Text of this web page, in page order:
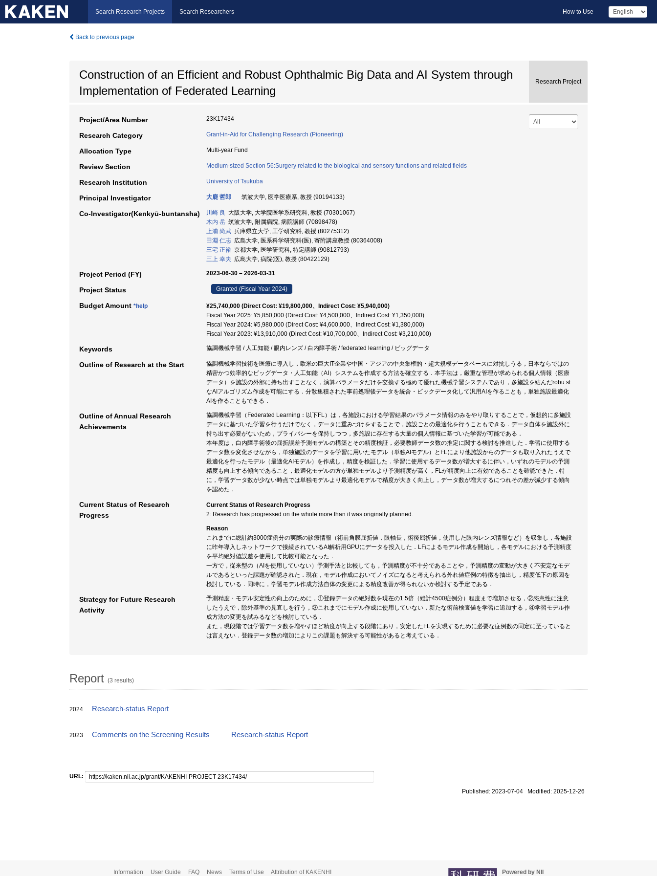
Search Research Projects Search Researchers How to Use
Back to previous page
Construction of an Efficient and Robust Ophthalmic Big Data and AI System through
Implementation of Federated Learning
Research Project
Project/Area Number 23K17434
Research Category Grant-in-Aid for Challenging Research (Pioneering)
Allocation Type Multi-year Fund
Review Section Medium-sized Section 56:Surgery related to the biological and sensory functions and related fields
Research Institution University of Tsukuba
Principal Investigator 大鹿 哲郎 筑波大学, 医学医療系, 教授 (90194133)
Co-Investigator(Kenkyū-buntansha) 川崎 良 大阪大学, 大学院医学系研究科, 教授 (70301067)
木内 岳 筑波大学, 附属病院, 病院講師 (70898478)
上浦 尚武 兵庫県立大学, 工学研究科, 教授 (80275312)
田淵 仁志 広島大学, 医系科学研究科(医), 寄附講座教授 (80364008)
三宅 正裕 京都大学, 医学研究科, 特定講師 (90812793)
三上 幸夫 広島大学, 病院(医), 教授 (80422129)
Project Period (FY) 2023-06-30 – 2026-03-31
Project Status Granted (Fiscal Year 2024)
Budget Amount *help
¥25,740,000 (Direct Cost: ¥19,800,000、Indirect Cost: ¥5,940,000)
Fiscal Year 2025: ¥5,850,000 (Direct Cost: ¥4,500,000、Indirect Cost: ¥1,350,000)
Fiscal Year 2024: ¥5,980,000 (Direct Cost: ¥4,600,000、Indirect Cost: ¥1,380,000)
Fiscal Year 2023: ¥13,910,000 (Direct Cost: ¥10,700,000、Indirect Cost: ¥3,210,000)
Keywords 協調機械学習 / 人工知能 / 眼内レンズ / 白内障手術 / federated learning / ビッグデータ
Outline of Research at the Start
協調機械学習技術を医療に導入し，欧米の巨大IT企業や中国・アジアの中央集権的・超大規模データベースに対抗しうる，日本ならではの
精密かつ効率的なビッグデータ・人工知能（AI）システムを作成する方法を確立する．本手法は，厳重な管理が求められる個人情報（医療
データ）を施設の外部に持ち出すことなく，演算パラメータだけを交換する極めて優れた機械学習システムであり，多施設を結んだrobu st
なAIアルゴリズム作成を可能にする．分散集積された事前処理後データを統合・ビックデータ化して汎用AIを作ることも，単独施設最適化
AIを作ることもできる．
Outline of Annual Research
Achievements
協調機械学習（Federated Learning：以下FL）は，各施設における学習結果のパラメータ情報のみをやり取りすることで，仮想的に多施設
データに基づいた学習を行うだけでなく，データに重みづけをすることで，施設ごとの最適化を行うこともできる．データ自体を施設外に
持ち出す必要がないため，プライバシーを保持しつつ，多施設に存在する大量の個人情報に基づいた学習が可能である．
本年度は，白内障手術後の屈折誤差予測モデルの構築とその精度検証，必要教師データ数の推定に関する検討を推進した．学習に使用する
データ数を変化させながら，単独施設のデータを学習に用いたモデル（単独AIモデル）とFLにより他施設からのデータも取り入れたうえで
最適化を行ったモデル（最適化AIモデル）を作成し，精度を検証した．学習に使用するデータ数が増大するに伴い，いずれのモデルの予測
精度も向上する傾向であること，最適化モデルの方が単独モデルより予測精度が高く，FLが精度向上に有効であることを確認できた．特
に，学習データ数が少ない時点では単独モデルより最適化モデルで精度が大きく向上し，データ数が増大するにつれその差が減少する傾向
を認めた．
Current Status of Research
Progress
Current Status of Research Progress
2: Research has progressed on the whole more than it was originally planned.
Reason
これまでに総計約3000症例分の実際の診療情報（術前角膜屈折値，眼軸長，術後屈折値，使用した眼内レンズ情報など）を収集し，各施設
に昨年導入しネットワークで接続されているAI解析用GPUにデータを投入した．LFによるモデル作成を開始し，各モデルにおける予測精度
を平均絶対値誤差を使用して比較可能となった．
一方で，従来型の（AIを使用していない）予測手法と比較しても，予測精度が不十分であることや，予測精度の変動が大きく不安定なモデ
ルであるといった課題が確認された．現在，モデル作成においてノイズになると考えられる外れ値症例の特徴を抽出し，精度低下の原因を
検討している．同時に，学習モデル作成方法自体の変更による精度改善が得られないか検討する予定である．
Strategy for Future Research
Activity
予測精度・モデル安定性の向上のために，①登録データの絶対数を現在の1.5倍（総計4500症例分）程度まで増加させる，②恣意性に注意
したうえで，除外基準の見直しを行う，③これまでにモデル作成に使用していない，新たな術前検査値を学習に追加する，④学習モデル作
成方法の変更を試みるなどを検討している．
また，現段階では学習データ数を増やすほど精度が向上する段階にあり，安定したFLを実現するために必要な症例数の同定に至っていると
は言えない．登録データ数の増加によりこの課題も解決する可能性があると考えている．
Report (3 results)
2024 Research-status Report
2023 Comments on the Screening Results Research-status Report
URL:
Published: 2023-07-04 Modified: 2025-12-26
Information User Guide FAQ News Terms of Use Attribution of KAKENHI Powered by NII